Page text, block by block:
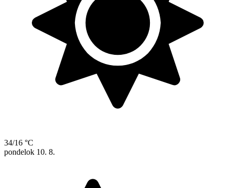
34/16 °C
pondelok 10. 8.